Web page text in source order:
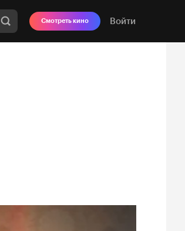
Смотреть кино Войти